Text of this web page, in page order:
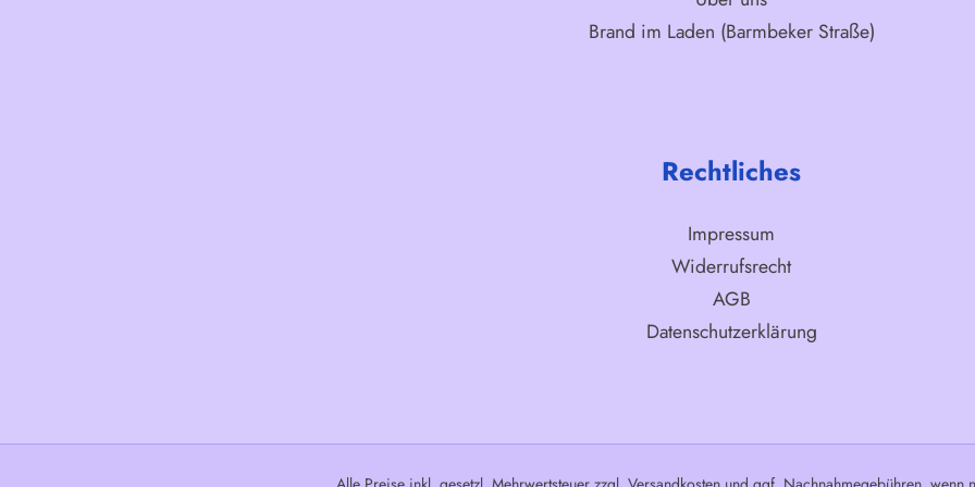
Brand im Laden (Barmbeker Straße)
Rechtliches
Impressum
Widerrufsrecht
AGB
Datenschutzerklärung